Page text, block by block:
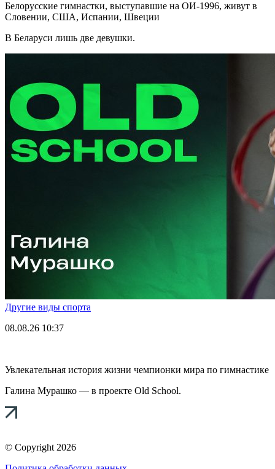
Белорусские гимнастки, выступавшие на ОИ-1996, живут в
Словении, США, Испании, Швеции
В Беларуси лишь две девушки.
Другие виды спорта
08.08.26 10:37
Увлекательная история жизни чемпионки мира по гимнастике
Галина Мурашко — в проекте Old School.
© Copyright 2026